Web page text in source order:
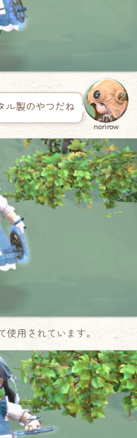
ル製のやつだね
norirow
用されています。